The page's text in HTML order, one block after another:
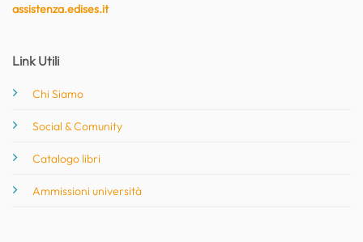
assistenza.edises.it
Link Utili
Chi Siamo
Social & Comunity
Catalogo libri
Ammissioni università